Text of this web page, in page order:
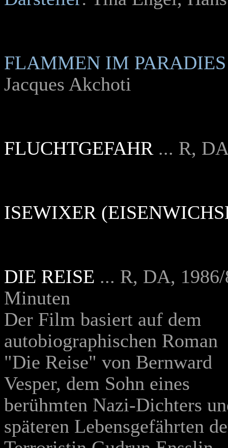
FLAMMEN IM PARADIES
Jacques Akchoti
FLUCHTGEFAHR ... R,
ISEWIXER
DIE REISE ... R, DA,
Minuten
Der Film basiert auf dem
autobiographischen Roman
"Die Reise" von Bernward
Vesper, dem Sohn eines
berühmten Nazi-Dichters
späteren Lebensgefährten